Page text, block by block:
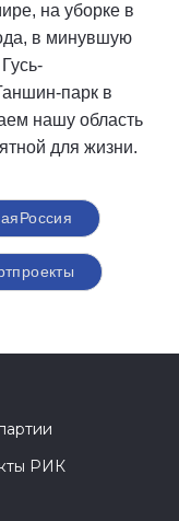
на уборке в
в минувшую
парк в
нашу область
для жизни.
РИК